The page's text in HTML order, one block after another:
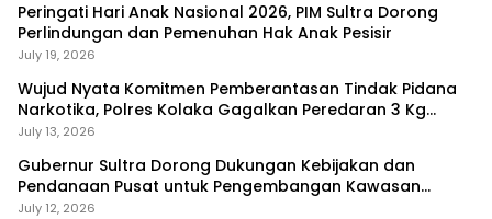
Peringati Hari Anak Nasional 2026, PIM Sultra Dorong
Perlindungan dan Pemenuhan Hak Anak Pesisir
July 19, 2026
Wujud Nyata Komitmen Pemberantasan Tindak Pidana
Narkotika, Polres Kolaka Gagalkan Peredaran 3 Kg
Sabu-Sabu
July 13, 2026
Gubernur Sultra Dorong Dukungan Kebijakan dan
Pendanaan Pusat untuk Pengembangan Kawasan
Liangkobhori
July 12, 2026